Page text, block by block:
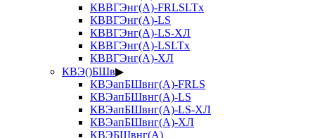
КВВГЭнг(А)-FRLSLTx
КВВГЭнг(А)-LS
КВВГЭнг(А)-LS-ХЛ
КВВГЭнг(А)-LSLTx
КВВГЭнг(А)-ХЛ
КВЭ()БШв▶
КВЭапБШвнг(А)-FRLS
КВЭапБШвнг(А)-LS
КВЭапБШвнг(А)-LS-ХЛ
КВЭапБШвнг(А)-ХЛ
КВЭБШвнг(А)